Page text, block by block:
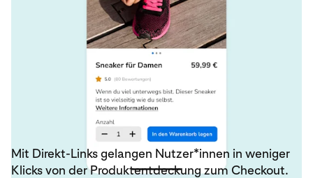
eine einfache Schaltfläche „In den Warenkorb legen“ für die
ausgewählten Sneaker zeigt.
Mit Direkt-Links gelangen Nutzer*innen in weniger
Klicks von der Produktentdeckung zum Checkout.